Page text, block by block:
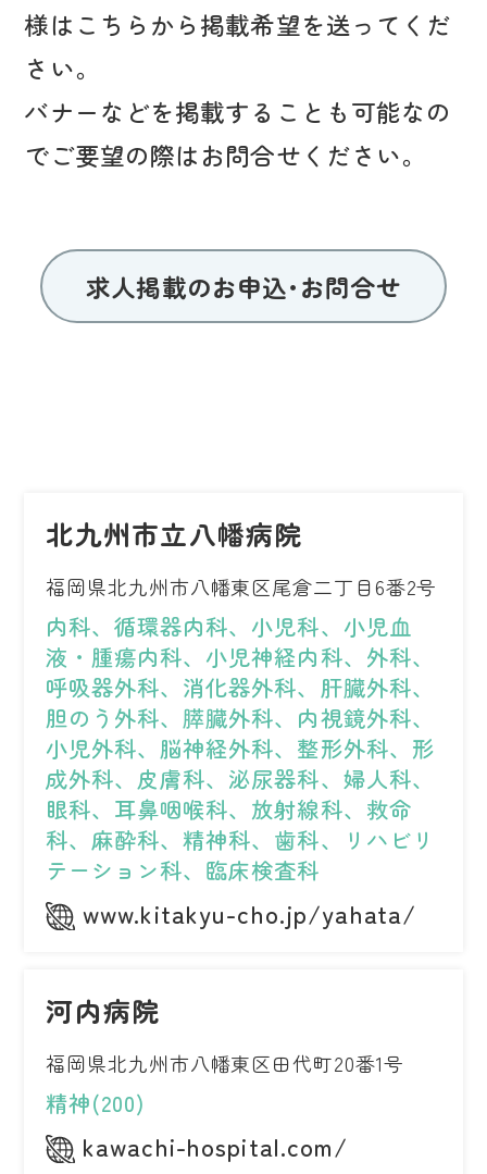
様はこちらから掲載希望を送ってくだ
さい。
バナーなどを掲載することも可能なの
でご要望の際はお問合せください。
求人掲載のお申込･お問合せ
北九州市立八幡病院
福岡県北九州市八幡東区尾倉二丁目6番2号
内科、循環器内科、小児科、小児血
液・腫瘍内科、小児神経内科、外科、
呼吸器外科、消化器外科、肝臓外科、
胆のう外科、膵臓外科、内視鏡外科、
小児外科、脳神経外科、整形外科、形
成外科、皮膚科、泌尿器科、婦人科、
眼科、耳鼻咽喉科、放射線科、救命
科、麻酔科、精神科、歯科、リハビリ
テーション科、臨床検査科
www.kitakyu-cho.jp/yahata/
河内病院
福岡県北九州市八幡東区田代町20番1号
精神(200)
kawachi-hospital.com/